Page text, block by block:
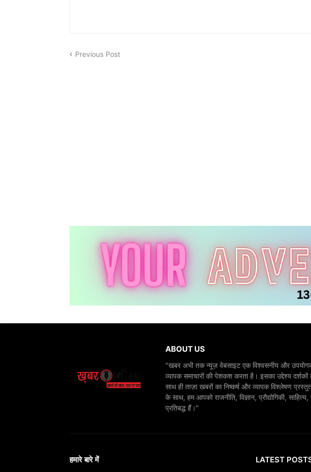
Previous Post
ABOUT US
"खबर अभी तक न्यूज़ वेबसाइट एक विश्वसनीय और
व्यापक समाचारों की पेशकश करता है। इसका उद्देश्य दर्शकों
साथ ही ताज़ा खबरों का निष्कर्ष और व्यापक विश्लेषण
के साथ, हम आपको राजनीति, विज्ञान, प्रौद्योगिकी,
प्रतिबद्ध हैं।"
हमारे बारे में LATEST